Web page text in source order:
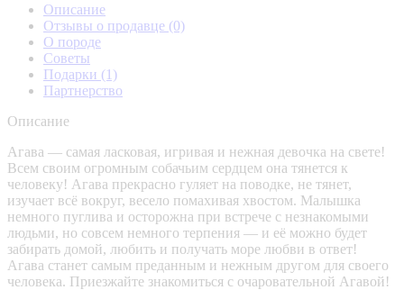
Описание
Отзывы о продавце (0)
О породе
Советы
Подарки (1)
Партнерство
Описание
Агава — самая ласковая, игривая и нежная девочка на свете!
Всем своим огромным собачьим сердцем она тянется к
человеку! Агава прекрасно гуляет на поводке, не тянет,
изучает всё вокруг, весело помахивая хвостом. Малышка
немного пуглива и осторожна при встрече с незнакомыми
людьми, но совсем немного терпения — и её можно будет
забирать домой, любить и получать море любви в ответ!
Агава станет самым преданным и нежным другом для своего
человека. Приезжайте знакомиться с очаровательной Агавой!